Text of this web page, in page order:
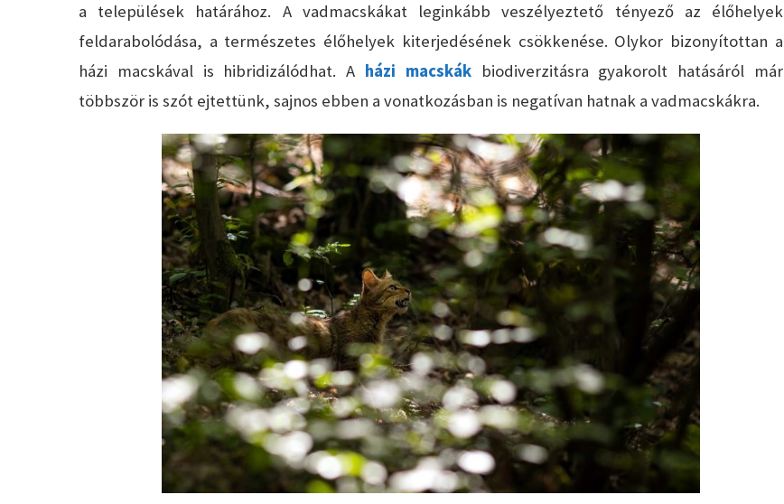
a települések határához. A vadmacskákat leginkább veszélyeztető tényező az élőhelyek
feldarabolódása, a természetes élőhelyek kiterjedésének csökkenése. Olykor bizonyítottan a
házi macskával is hibridizálódhat. A házi macskákbiodiverzitásra gyakorolt hatásáról már
többször is szót ejtettünk, sajnos ebben a vonatkozásban is negatívan hatnak a vadmacskákra.